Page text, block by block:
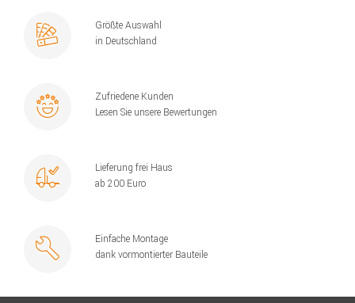
Größte Auswahl
in Deutschland
Zufriedene Kunden
Lesen Sie unsere Bewertungen
Lieferung frei Haus
ab 200 Euro
Einfache Montage
dank vormontierter Bauteile